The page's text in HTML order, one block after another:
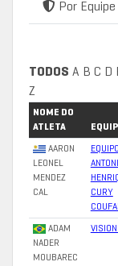
Por Equipe
TODOS A B C D
Z
NOME DO
ATLETA
AARON
LEONEL
MENDEZ
CAL
EQUIPO
CURY
ADAM
NADER
MOUBAREC